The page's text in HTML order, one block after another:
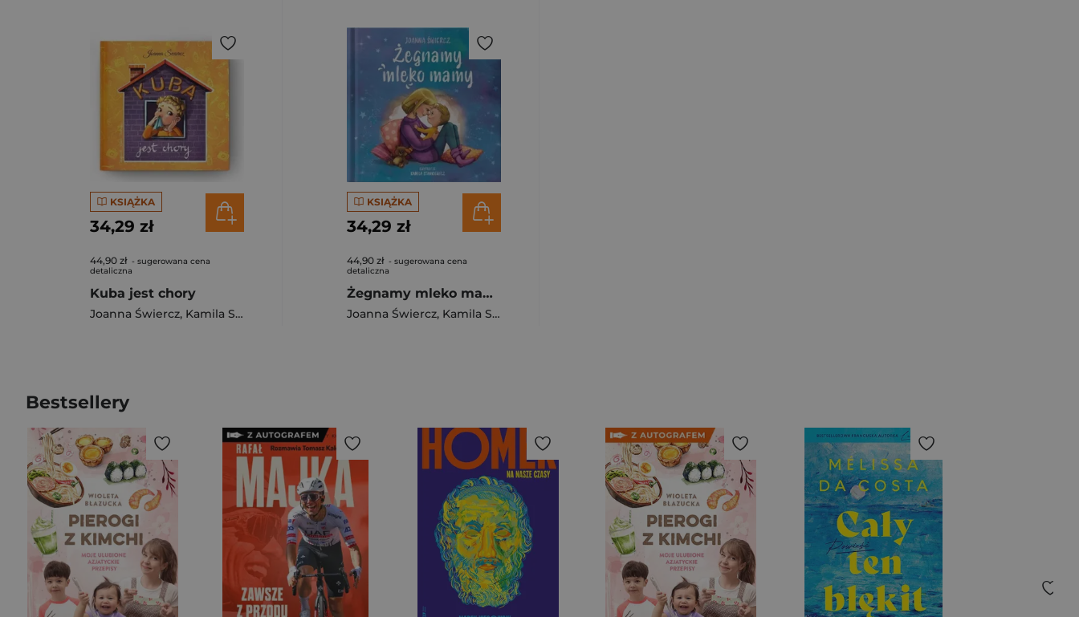
KSIĄŻKA
34,29 zł
44,90 zł - sugerowana cena
detaliczna
Kuba jest chory
Joanna Świercz, Kamila Stankiewicz
KSIĄŻKA
34,29 zł
44,90 zł - sugerowana cena
detaliczna
Żegnamy mleko mamy w.poprawione
Joanna Świercz, Kamila Stankiewicz
Bestsellery